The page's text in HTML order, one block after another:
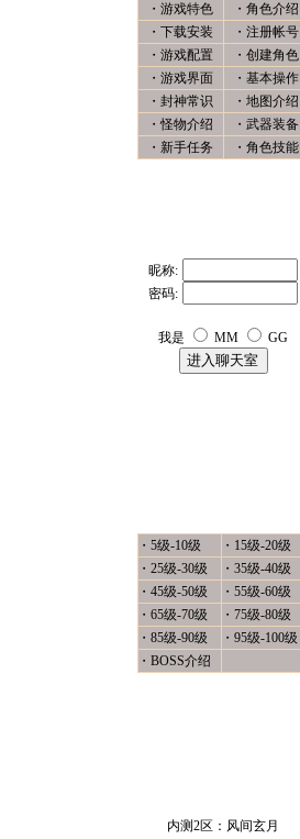
・ 游戏特色 ・ 角色介绍
・ 下载安装 ・ 注册帐号
・ 游戏配置 ・ 创建角色
・ 游戏界面 ・ 基本操作
・ 封神常识 ・ 地图介绍
・怪物介绍 ・ 武器装备
・ 新手任务 ・ 角色技能
昵称:
密码:
我是 MM GG
・5级-10级 ・ 15级-20级
・25级-30级 ・35级-40级
・45级-50级 ・55级-60级
・65级-70级 ・75级-80级
・85级-90级 ・95级-100级
・BOSS介绍
内测2区：风间玄月